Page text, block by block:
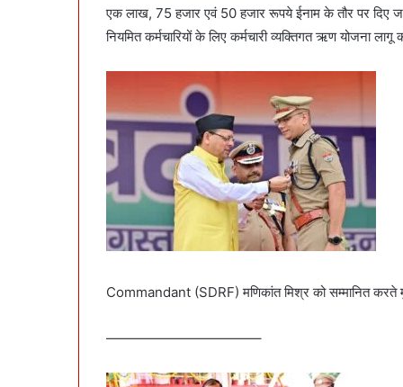
एक लाख, 75 हजार एवं 50 हजार रूपये ईनाम के तौर पर दिए
नियमित कर्मचारियों के लिए कर्मचारी व्यक्तिगत ऋण योजना लागू
Commandant (SDRF) मणिकांत मिश्र को सम्मानित करते
———————————–